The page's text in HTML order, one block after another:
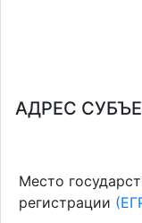
АДРЕС
Место
регистрации